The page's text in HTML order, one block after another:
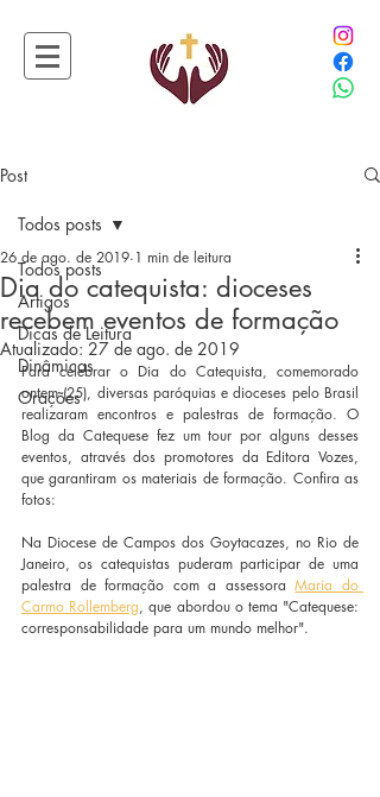
Post
Todos posts
Artigos
Dicas de Leitura
Dinâmicas
Orações
Todos posts
Dia do catequista: dioceses
recebem eventos de formação
26 de ago. de 2019 1 min de leitura
Atualizado: 27 de ago. de 2019
Para celebrar o Dia do Catequista, comemorado
ontem (25), diversas paróquias e dioceses pelo Brasil
realizaram encontros e palestras de formação. O
Blog da Catequese fez um tour por alguns desses
eventos, através dos promotores da Editora Vozes,
que garantiram os materiais de formação. Confira as
fotos:
Na Diocese de Campos dos Goytacazes, no Rio de
Janeiro, os catequistas puderam participar de uma
palestra de formação com a assessora Maria do
Carmo Rollemberg, que abordou o tema "Catequese:
corresponsabilidade para um mundo melhor".